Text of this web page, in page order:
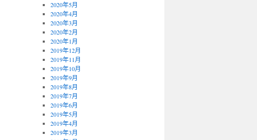
2020年5月
2020年4月
2020年3月
2020年2月
2020年1月
2019年12月
2019年11月
2019年10月
2019年9月
2019年8月
2019年7月
2019年6月
2019年5月
2019年4月
2019年3月